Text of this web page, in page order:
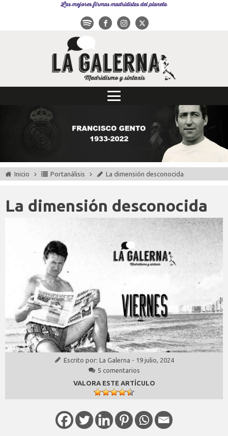
Las mejores firmas madridistas del planeta
Inicio Portanálisis La dimensión desconocida
La dimensión desconocida
Escrito por: La Galerna - 19 julio, 2024
5 comentarios
VALORA ESTE ARTÍCULO